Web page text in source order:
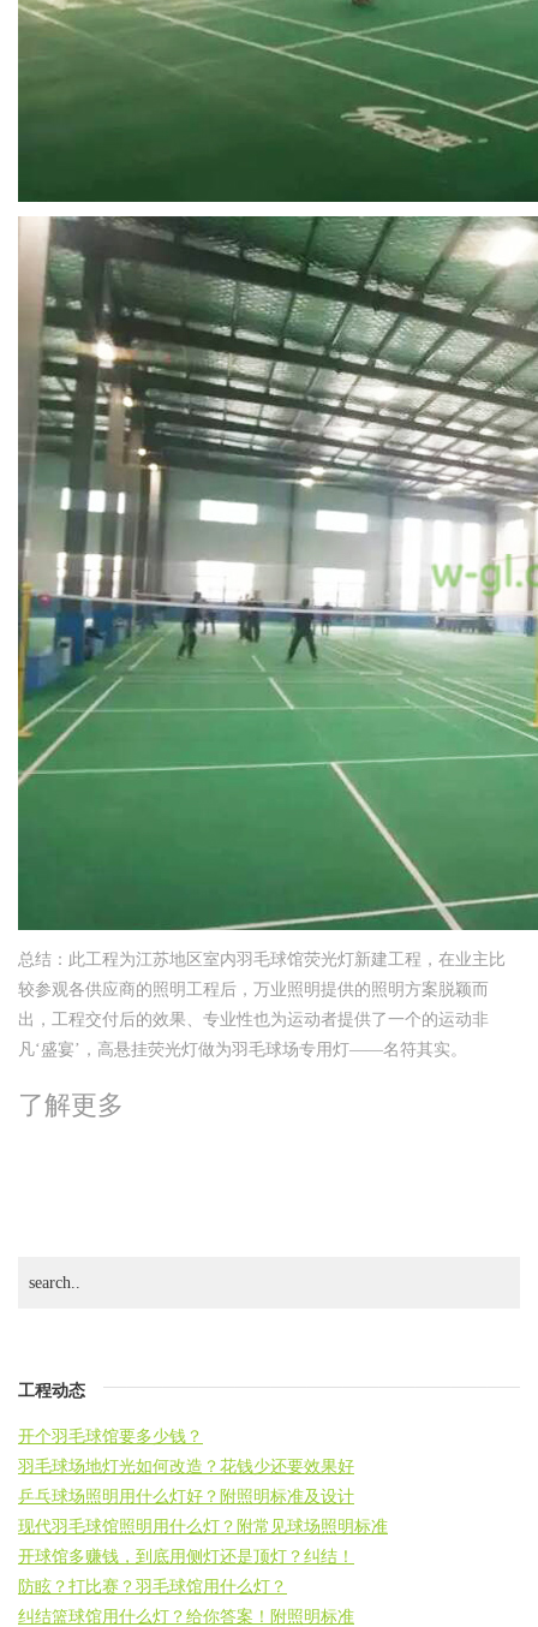
总结：此工程为江苏地区室内羽毛球馆荧光灯新建工程，在业主比
较参观各供应商的照明工程后，万业照明提供的照明方案脱颖而
出，工程交付后的效果、专业性也为运动者提供了一个的运动非
凡‘ 盛宴’，高悬挂荧光灯做为羽毛球场专用灯——名符其实。
了解更多
工程动态
开个羽毛球馆要多少钱？
羽毛球场地灯光如何改造？花钱少还要效果好
乒乓球场照明用什么灯好？附照明标准及设计
现代羽毛球馆照明用什么灯？附常见球场照明标准
开球馆多赚钱，到底用侧灯还是顶灯？纠结！
防眩？打比赛？羽毛球馆用什么灯？
纠结篮球馆用什么灯？给你答案！附照明标准